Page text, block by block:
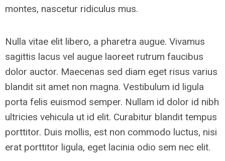
montes, nascetur ridiculus mus.
Nulla vitae elit libero, a pharetra augue. Vivamus
sagittis lacus vel augue laoreet rutrum faucibus
dolor auctor. Maecenas sed diam eget risus varius
blandit sit amet non magna. Vestibulum id ligula
porta felis euismod semper. Nullam id dolor id nibh
ultricies vehicula ut id elit. Curabitur blandit tempus
porttitor. Duis mollis, est non commodo luctus, nisi
erat porttitor ligula, eget lacinia odio sem nec elit.